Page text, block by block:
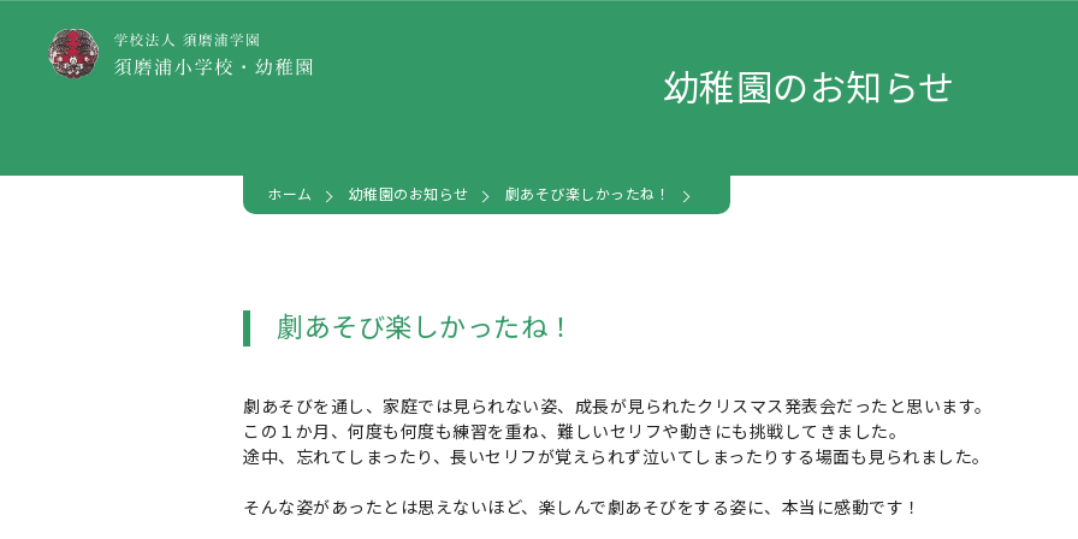
幼稚園のお知らせ
ホーム 幼稚園のお知らせ 劇あそび楽しかったね！
劇あそび楽しかったね！
劇あそびを通し、家庭では見られない姿、成長が見られたクリスマス発表会だったと思います。
この１か月、何度も何度も練習を重ね、難しいセリフや動きにも挑戦してきました。
途中、忘れてしまったり、長いセリフが覚えられず泣いてしまったりする場面も見られました。
そんな姿があったとは思えないほど、楽しんで劇あそびをする姿に、本当に感動です！